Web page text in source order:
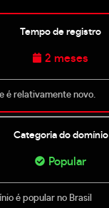
Tempo de registro
2 meses
é relativamente novo.
Categoria do domínio
Popular
é popular no Brasil